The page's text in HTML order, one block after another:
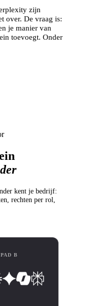
zijn
over. De vraag is:
je manier van
toevoegt. Onder
kent je bedrijf:
rechten per rol,
PAD B